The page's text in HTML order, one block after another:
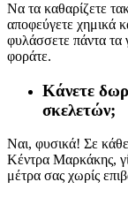
Να τα καθαρίζετε
αποφεύγετε χημικά
φυλάσσετε πάντα τα
φοράτε.
Κάνετε
σκελετών;
Ναι, φυσικά! Σε
Κέντρα Μαρκάκης,
μέτρα σας χωρίς